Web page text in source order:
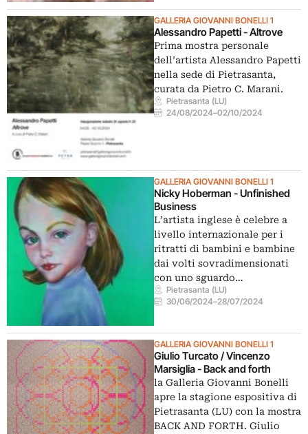
GALLERIA GIOVANNI BONELLI 1
Alessandro Papetti - Altrove
Prima mostra personale
dell’artista Alessandro Papetti
nella sede di Pietrasanta,
curata da Pietro C. Marani.
Pietrasanta (LU)
24/08/2024–02/10/2024
GALLERIA GIOVANNI BONELLI 1
Nicky Hoberman - Unfinished
Business
L’artista inglese è celebre a
livello internazionale per i
ritratti di bambini e bambine
dai volti sovradimensionati
con uno sguardo…
Pietrasanta (LU)
30/06/2024–28/07/2024
GALLERIA GIOVANNI BONELLI 1
Giulio Turcato / Vincenzo
Marsiglia - Back and forth
la Galleria Giovanni Bonelli
apre la stagione espositiva di
Pietrasanta (LU) con la mostra
BACK AND FORTH. Giulio